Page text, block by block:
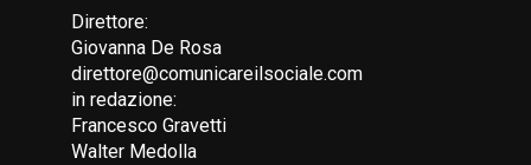
Direttore:
Giovanna De Rosa
direttore@comunicareilsociale.com
in redazione:
Francesco Gravetti
Walter Medolla